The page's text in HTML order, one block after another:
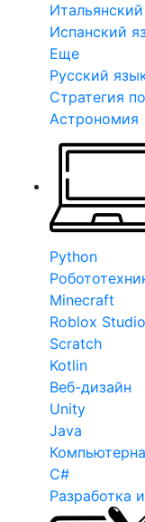
Испанский
Еще
Русский
Стратегия
Астрономия
Python
Minecraft
Roblox Studio
Scratch
Kotlin
Веб-дизайн
Unity
Java
C#
Разработка